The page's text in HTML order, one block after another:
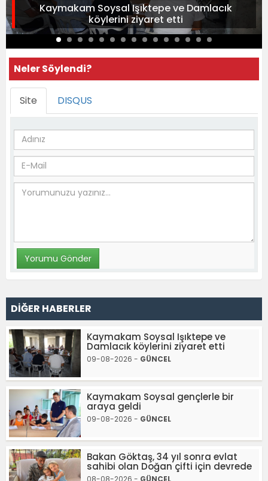
Kaymakam Soysal Işıktepe ve Damlacık
köylerini ziyaret etti
Neler Söylendi?
Site DISQUS
DİĞER HABERLER
Kaymakam Soysal Işıktepe ve
Damlacık köylerini ziyaret etti
09-08-2026 - GÜNCEL
Kaymakam Soysal gençlerle bir
araya geldi
09-08-2026 - GÜNCEL
Bakan Göktaş, 34 yıl sonra evlat
sahibi olan Doğan çifti için devrede
08-08-2026 - GÜNCEL